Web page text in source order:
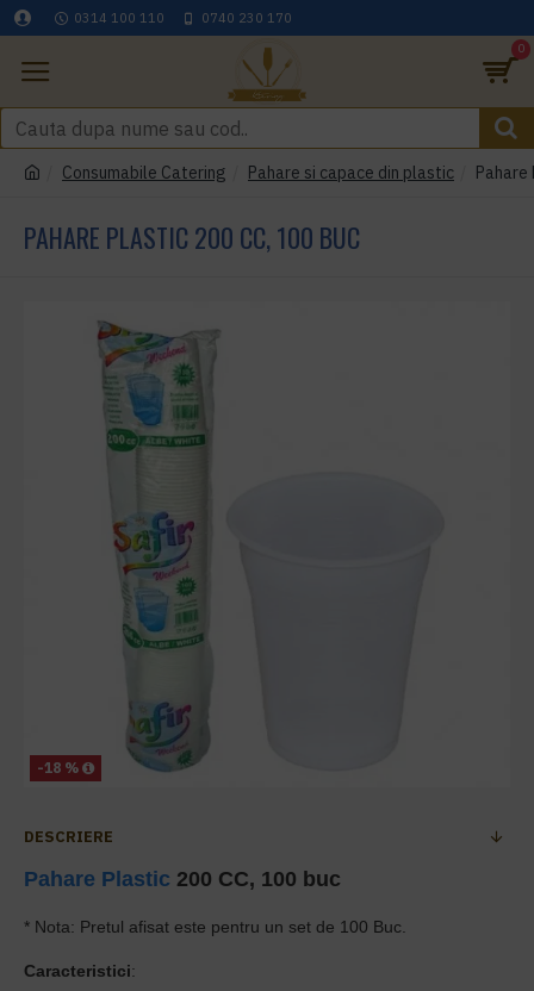
0314 100 110 0740 230 170
0
Consumabile Catering Pahare si capace din plastic Pahare
PAHARE PLASTIC 200 CC, 100 BUC
-18 %
DESCRIERE
Pahare Plastic 200 CC, 100 buc
* Nota: Pretul afisat este pentru un set de 100 Buc.
Caracteristici: